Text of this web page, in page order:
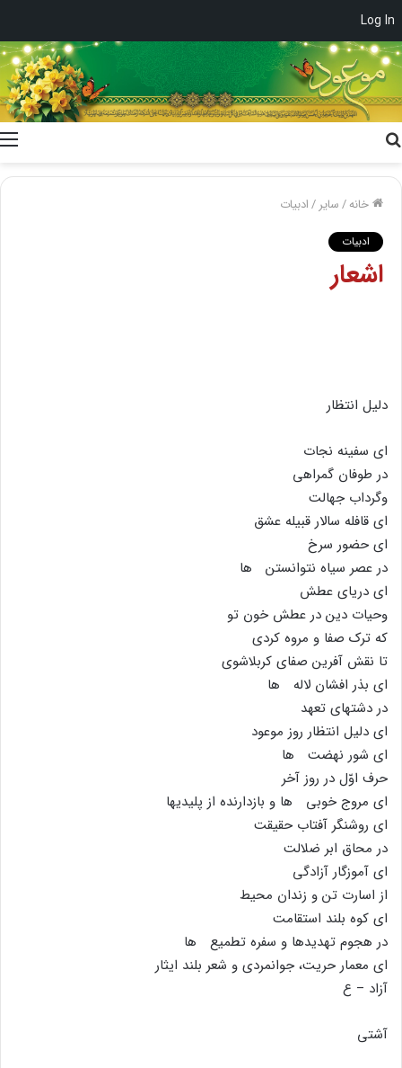
Log In
خانه/سایر /ادبیات
ادبیات
اشعار
دلیل انتظار
اى سفینه نجات
در طوفان گمراهى
وگرداب جهالت
اى قافله سالار قبیله عشق
اى حضور سرخ
در عصر سیاه نتوانستن ها
اى دریاى عطش
وحیات دین در عطش خون تو
که ترک صفا و مروه کردى
تا نقش آفرین صفاى کربلاشوى
اى بذر افشان لاله ها
در دشتهاى تعهد
اى دلیل انتظار روز موعود
اى شور نهضت ها
حرف اوّل در روز آخر
اى مروج خوبى ها و بازدارنده از پلیدیها
اى روشنگر آفتاب حقیقت
در محاق ابر ضلالت
اى آموزگار آزادگى
از اسارت تن و زندان محیط
اى کوه بلند استقامت
در هجوم تهدیدها و سفره تطمیع ها
اى معمار حریت، جوانمردى و شعر بلند ایثار
آزاد – ع
آشتى